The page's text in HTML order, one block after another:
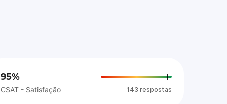
95%
CSAT - Satisfação 143 respostas